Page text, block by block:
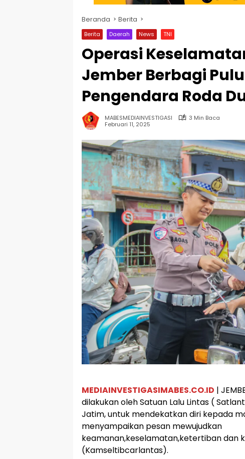
Beranda Berita
Berita Daerah News TNI
Operasi
Jember Berbagi
Pengendara Roda
MABESMEDIAINVESTIGASI
3 Min Baca
Februari 11, 2025
MEDIAINVESTIGASIMABES.CO.ID |
dilakukan oleh Satuan Lalu Lintas (
Jatim, untuk mendekatkan diri kepada
menyampaikan pesan mewujudkan
keamanan,keselamatan,ketertiban dan
(Kamseltibcarlantas).